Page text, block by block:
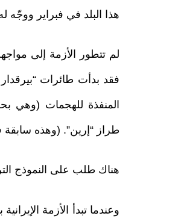
هذا البلد في فبراير ووجّه
لم تتطور الأزمة إلى
فقد بدأت طائرات
المنفذة للهجمات (وهي
طراز “إرين”. (وهذه
هناك طلب على النموذج
وعندما تبدأ الأزمة